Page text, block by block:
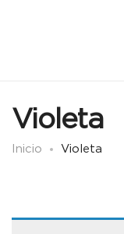
Violeta
Inicio Violeta